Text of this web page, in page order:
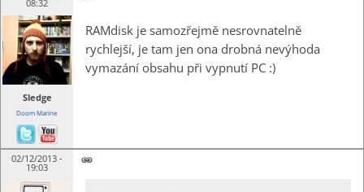
08:32
Sledge
Doom Marine
RAMdisk je samozřejmě nesrovnatelně
rychlejší, je tam jen ona drobná nevýhoda
vymazání obsahu při vypnutí PC :)
02/12/2013 -
19:03